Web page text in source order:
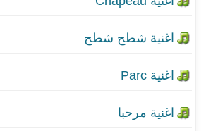
اغنية ارض مستقبلنا